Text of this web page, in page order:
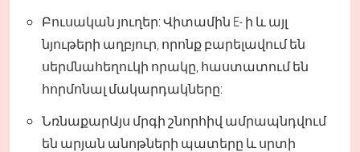
Բուսական յուղեր: Վիտամին E- ի և այլ
նյութերի աղբյուր, որոնք բարելավում են
սերմնահեղուկի որակը, հաստատում են
հորմոնալ մակարդակները:
ՆռնաքարԱյս մրգի շնորհիվ ամրապնդվում
են արյան անոթների պատերը և սրտի